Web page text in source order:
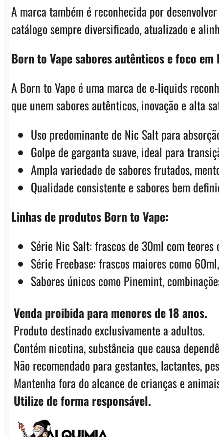
A marca também é reconhecida por
catálogo sempre diversificado, atualizado e
Born to Vape sabores autênticos e foco em
A Born to Vape é uma marca de e-liquids
que unem sabores autênticos, inovação e alta
Uso predominante de Nic Salt para
Golpe de garganta suave, ideal para
Ampla variedade de sabores frutados,
Qualidade consistente e sabores bem
Linhas de produtos Born to Vape:
Série Nic Salt: frascos de 30ml com
Série Freebase: frascos maiores como
Sabores únicos como Pinemint,
Venda proibida para menores de 18 anos.
Produto destinado exclusivamente a adultos.
Contém nicotina, substância que causa
Não recomendado para gestantes, lactantes,
Mantenha fora do alcance de crianças e
Utilize de forma responsável.